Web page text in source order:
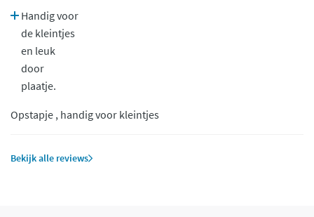
Handig voor
de kleintjes
en leuk
door
plaatje.
Opstapje , handig voor kleintjes
Bekijk alle reviews